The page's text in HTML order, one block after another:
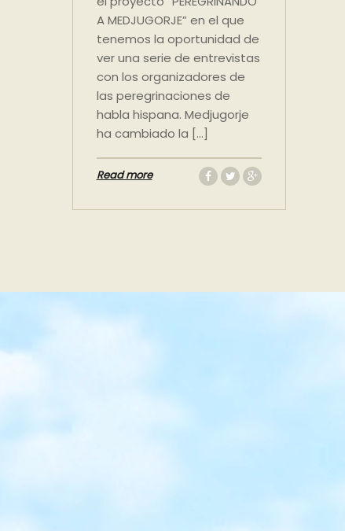
A MEDJUGORJE” en el que
tenemos la oportunidad de
ver una serie de entrevistas
con los organizadores de
las peregrinaciones de
habla hispana. Medjugorje
ha cambiado la […]
Read more